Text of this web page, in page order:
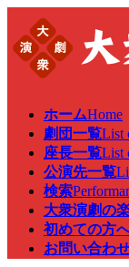
テ
ゲ
ホームHome
劇団一覧List
座長一覧List
公演先一覧
検索
大衆演劇の
初めての方
お問い合わ